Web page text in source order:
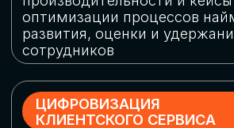
КОНФЕРЕНЦИИ
Оставьте заявку, мы направим вам
программу конференции
СКАЧАТЬ ПРОГРАММУ